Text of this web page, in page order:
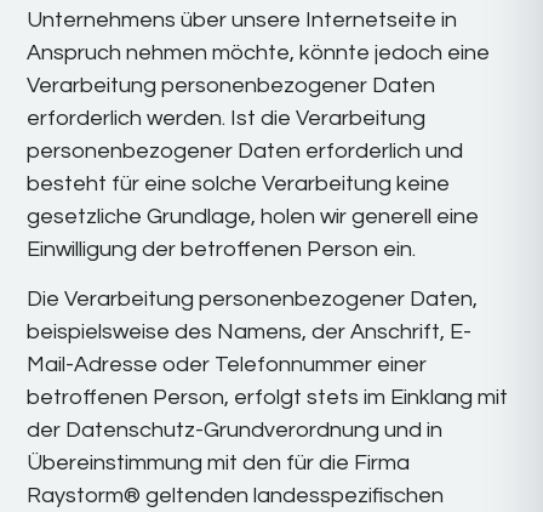
Unternehmens über unsere Internetseite in
Anspruch nehmen möchte, könnte jedoch eine
Verarbeitung personenbezogener Daten
erforderlich werden. Ist die Verarbeitung
personenbezogener Daten erforderlich und
besteht für eine solche Verarbeitung keine
gesetzliche Grundlage, holen wir generell eine
Einwilligung der betroffenen Person ein.
Die Verarbeitung personenbezogener Daten,
beispielsweise des Namens, der Anschrift, E-
Mail-Adresse oder Telefonnummer einer
betroffenen Person, erfolgt stets im Einklang mit
der Datenschutz-Grundverordnung und in
Übereinstimmung mit den für die Firma
Raystorm® geltenden landesspezifischen